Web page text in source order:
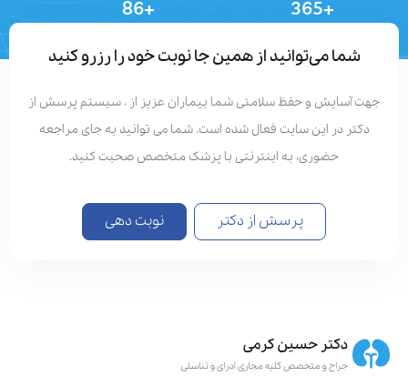
+365
+86
شما می‌توانید از همین جا نوبت خود را رزرو کنید
جهت آسایش و حفظ سلامتی شما بیماران عزیز از ، سیستم پرسش از
دکتر در این سایت فعال شده است. شما می توانید به جای مراجعه
حضوری، به اینترنتی با پزشک متخصص صحبت کنید.
پرسش از دکتر نوبت دهی